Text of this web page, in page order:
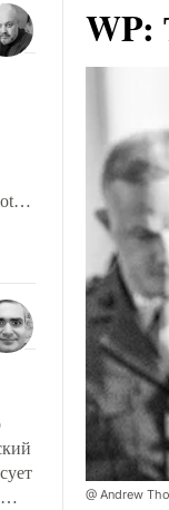
WP:
@ Andrew